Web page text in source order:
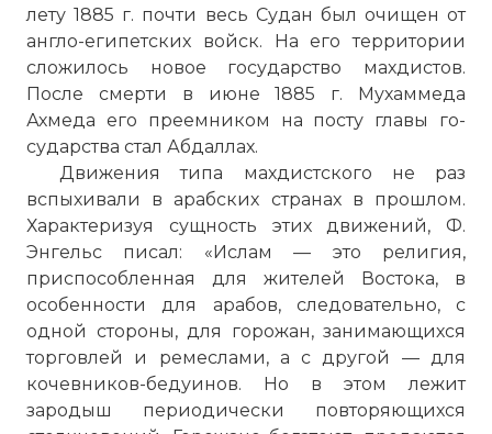
лету 1885 г. почти весь Судан был очищен от
англо-египетских войск. На его территории
сло­жилось новое государство махдистов.
После смерти в июне 1885 г. Мухаммеда
Ахмеда его преемником на посту главы го­
сударства стал Абдаллах.
Движения типа махдистского не раз
вспыхивали в арабских странах в прошлом.
Характеризуя сущность этих движений, Ф.
Энгельс писал: «Ислам — это религия,
приспособленная для жителей Востока, в
особенности для арабов, следовательно, с
одной стороны, для горожан, занимающихся
торговлей и ремес­лами, а с другой — для
кочевников-бедуинов. Но в этом лежит
зародыш периодически повторяющихся